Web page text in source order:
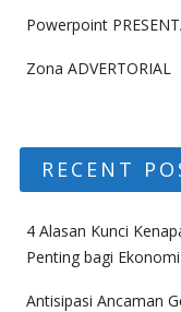
Powerpoint
Zona ADVERTORIAL
RECENT
4 Alasan Kunci
Penting bagi
Antisipasi Ancaman